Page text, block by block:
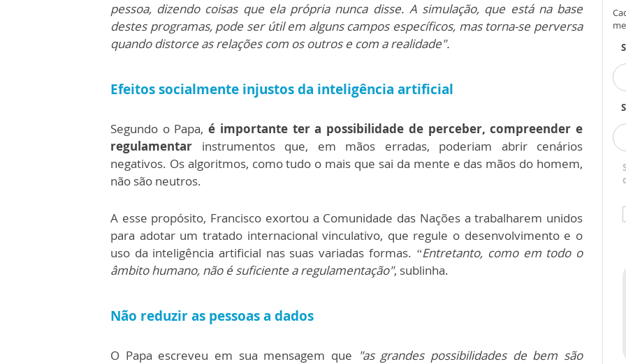
pessoa, dizendo coisas que ela própria nunca disse. A simulação, que está na base
destes programas, pode ser útil em alguns campos específicos, mas torna-se perversa
quando distorce as relações com os outros e com a realidade".
Efeitos socialmente injustos da inteligência artificial
Segundo o Papa, é importante ter a possibilidade de perceber, compreender e
regulamentar instrumentos que, em mãos erradas, poderiam abrir cenários
negativos. Os algoritmos, como tudo o mais que sai da mente e das mãos do homem,
não são neutros.
A esse propósito, Francisco exortou a Comunidade das Nações a trabalharem unidos
para adotar um tratado internacional vinculativo, que regule o desenvolvimento e o
uso da inteligência artificial nas suas variadas formas. “Entretanto, como em todo o
âmbito humano, não é suficiente a regulamentação", sublinha.
Não reduzir as pessoas a dados
O Papa escreveu em sua mensagem que "as grandes possibilidades de bem são